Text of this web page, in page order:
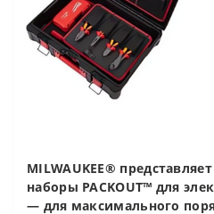
MILWAUKEE®
наборы PACKOUT™ для
— для максимального